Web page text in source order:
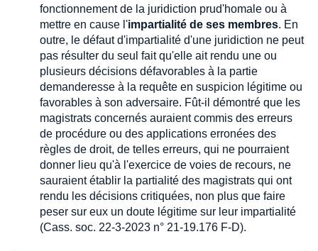
fonctionnement de la juridiction prud'homale ou à
mettre en cause l'impartialité de ses membres. En
outre, le défaut d'impartialité d'une juridiction ne peut
pas résulter du seul fait qu'elle ait rendu une ou
plusieurs décisions défavorables à la partie
demanderesse à la requête en suspicion légitime ou
favorables à son adversaire. Fût-il démontré que les
magistrats concernés auraient commis des erreurs
de procédure ou des applications erronées des
règles de droit, de telles erreurs, qui ne pourraient
donner lieu qu'à l'exercice de voies de recours, ne
sauraient établir la partialité des magistrats qui ont
rendu les décisions critiquées, non plus que faire
peser sur eux un doute légitime sur leur impartialité
(Cass. soc. 22-3-2023 n° 21-19.176 F-D).